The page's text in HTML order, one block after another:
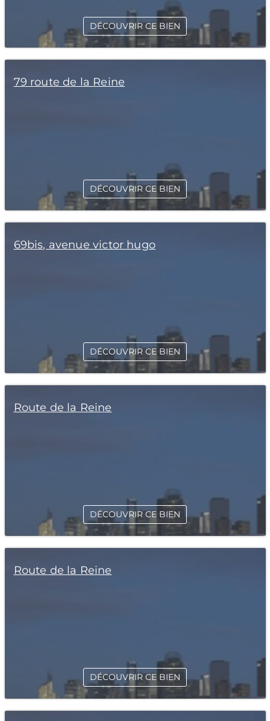
DÉCOUVRIR CE BIEN
79 route de la Reine
DÉCOUVRIR CE BIEN
69bis, avenue victor hugo
DÉCOUVRIR CE BIEN
Route de la Reine
DÉCOUVRIR CE BIEN
Route de la Reine
DÉCOUVRIR CE BIEN